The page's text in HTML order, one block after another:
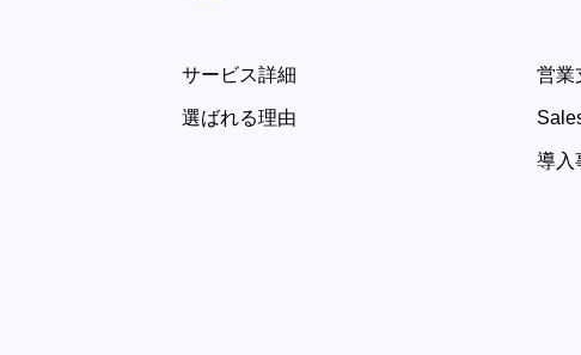
サービス詳細
選ばれる理由
営業
導入